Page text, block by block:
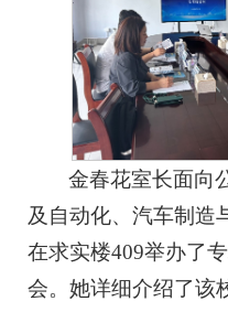
金春花室长面向
及自动化、汽车制造
在求实楼409举办了
会。她详细介绍了该